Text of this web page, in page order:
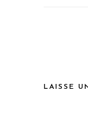
LAISSE